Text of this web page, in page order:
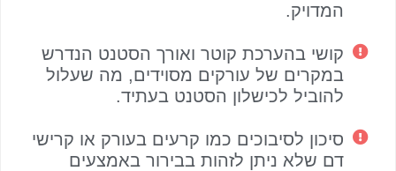
המדויק.
קושי בהערכת קוטר ואורך הסטנט הנדרש
במקרים של עורקים מסוידים, מה שעלול
להוביל לכישלון הסטנט בעתיד.
סיכון לסיבוכים כמו קרעים בעורק או קרישי
דם שלא ניתן לזהות בבירור באמצעים